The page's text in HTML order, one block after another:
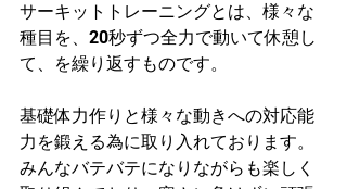
サーキットトレーニングとは、様々な
種目を、20秒ずつ全力で動いて休憩し
て、を繰り返すものです。
基礎体力作りと様々な動きへの対応能
力を鍛える為に取り入れております。
みんなバテバテになりながらも楽しく